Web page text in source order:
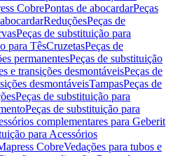
CobrePontas de abocardarPeças
ReduçõesPeças de
Peças de substituição para
para TêsCruzetasPeças de
permanentesPeças de substituição
e transições desmontáveisPeças de
desmontáveisTampasPeças de
Peças de substituição para
Peças de substituição para
complementares para Geberit
para Acessórios
CobreVedações para tubos e